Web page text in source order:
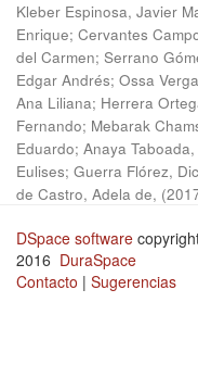
Kleber Espinosa, Javier
Enrique; Cervantes
del Carmen; Serrano
Edgar Andrés; Ossa
Ana Liliana; Herrera
Fernando; Mebarak
Eduardo; Anaya
Eulises; Guerra Flórez,
de Castro, Adela de, (
DSpace software
2016 DuraSpace
Contacto | Sugerencias